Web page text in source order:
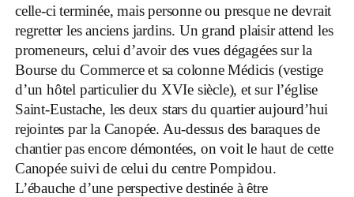
celle-ci terminée, mais personne ou presque ne devrait
regretter les anciens jardins. Un grand plaisir attend les
promeneurs, celui d’avoir des vues dégagées sur la
Bourse du Commerce et sa colonne Médicis (vestige
d’un hôtel particulier du XVIe siècle), et sur l’église
Saint-Eustache, les deux stars du quartier aujourd’hui
rejointes par la Canopée. Au-dessus des baraques de
chantier pas encore démontées, on voit le haut de cette
Canopée suivi de celui du centre Pompidou.
L’ébauche d’une perspective destinée à être